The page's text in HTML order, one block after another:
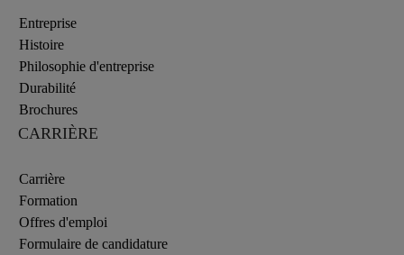
Entreprise
Histoire
Philosophie d'entreprise
Durabilité
Brochures
CARRIÈRE
Carrière
Formation
Offres d'emploi
Formulaire de candidature